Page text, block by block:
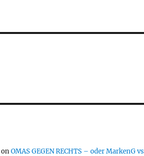
onOMAS GEGEN RECHTS – oder MarkenG vs